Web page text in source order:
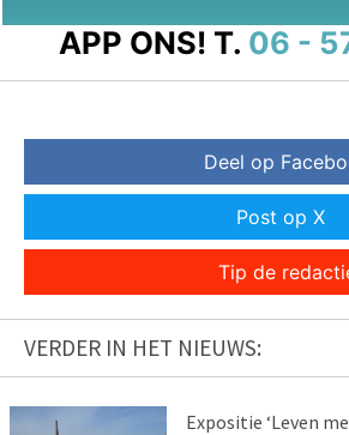
APP ONS! T. 06 -
Deel op
Post op X
Tip de
VERDER IN HET NIEUWS:
Expositie ‘Leven